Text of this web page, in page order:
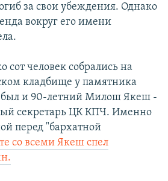
за свои убеждения. Однако
вокруг его имени
сот человек собрались на
кладбище у памятника
был и 90-летний Милош Якеш -
секретарь ЦК КПЧ. Именно
перед "бархатной
со всеми Якеш спел